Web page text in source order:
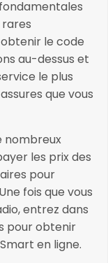
le code
au-dessus et
le plus
que vous
nombreux
les prix des
pour
fois que vous
entrez dans
pour obtenir
en ligne.